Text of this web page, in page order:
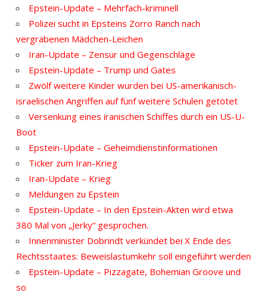
Epstein-Update – Mehrfach-kriminell
Polizei sucht in Epsteins Zorro Ranch nach
vergrabenen Mädchen-Leichen
Iran-Update – Zensur und Gegenschläge
Epstein-Update – Trump und Gates
Zwölf weitere Kinder wurden bei US-amerikanisch-
israelischen Angriffen auf fünf weitere Schulen getötet
Versenkung eines iranischen Schiffes durch ein US-U-
Boot
Epstein-Update – Geheimdienstinformationen
Ticker zum Iran-Krieg
Iran-Update – Krieg
Meldungen zu Epstein
Epstein-Update – In den Epstein-Akten wird etwa
380 Mal von „Jerky“ gesprochen.
Innenminister Dobrindt verkündet bei X Ende des
Rechtsstaates: Beweislastumkehr soll eingeführt werden
Epstein-Update – Pizzagate, Bohemian Groove und
so